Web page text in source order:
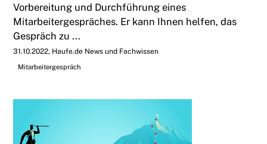
Vorbereitung und Durchführung eines
Mitarbeitergespräches. Er kann Ihnen helfen, das
Gespräch zu ...
31.10.2022 Haufe.de News und Fachwissen
Mitarbeitergespräch